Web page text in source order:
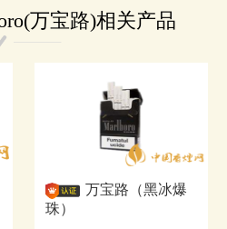
万宝路)相关产品
万宝路（黑冰爆
珠）